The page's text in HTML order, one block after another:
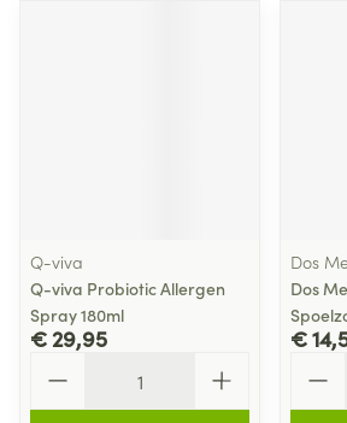
Q-viva
Q-viva Probiotic Allergen
Spray 180ml
€ 29,95
Dos
Dos
€